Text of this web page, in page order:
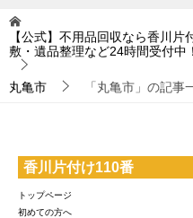
【公式】不用品回収なら香川
敷・遺品整理など24時間受付中！
丸亀市 「丸亀市」の記事
香川片付け110番
トップページ
初めての方へ